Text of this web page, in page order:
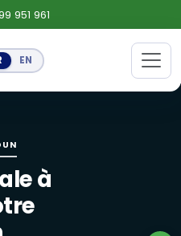
951 961
EN
à Garoua
et logiciels
landing page,
à